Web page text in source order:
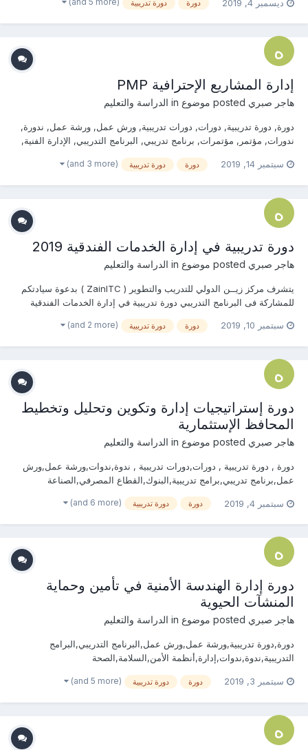
معنا ... منسقة التدريب : هاجــــر صبـــري ج...
ديسمبر 4, 2019 دورة دورة تدريبية
إدارة المشاريع الإحترافية PMP
هاجر صبري الدراسة والتعليم
دورة, دورة تدريبية, دورات, دورات تدريبية, ورش عمل, ورشة عمل, ندورة,
ندورات, مؤتمر, مؤتمرات, برنامج تدريبي, البرنامج التدريبي, الإدارة الفنية,
المعتمدة, إكتساب المهارات, الإدارة الإستراتيجية, إدارة المشروعات,
سبتمبر 14, 2019 دورة دورة تدريبية (and 3 more)
دورة تدريبية في إدارة الخدمات الفندقية 2019
هاجر صبري الدراسة والتعليم
يتشرف مركز زيــن الدولي للتدريب والتطوير ( ZainITC ) بدعوة سيادتكم
للمشاركة فى البرنامج التدريبي دورة تدريبية في إدارة الخدمات الفندقية
هاجــــر صبـــري جوال / واتساب / ڨايبر...
سبتمبر 10, 2019 دورة دورة تدريبية (and 2 more)
دورة إستراتيجيات إدارة وتكوين وتحليل وتخطيط
المحافظ الإستثمارية
هاجر صبري الدراسة والتعليم
دورة , دورة تدريبية , دورات,دورات تدريبية , ندوة,ندوات,ورشة عمل,ورش
عمل,برنامج تدريبي,برامج تدريبية,البنوك,القطاع المصرفي,الصناعة
المالية,تحليل التدفق النقدي,إدارة الإستثمار,دراسات الجدوى,البنوك
سبتمبر 4, 2019 دورة دورة تدريبية (and 6 more)
دورة إدارة الهندسة الأمنية في تأمين وحماية
المنشآت الحيوية
هاجر صبري الدراسة والتعليم
دورة,دورة تدريبية,ورشة عمل,ورش عمل,البرنامج التدريبي,البرامج
التدريبية,ندوة,ندوات,إدارة,أنظمة الأمن,السلامة,الصحة
المهنية,المواد الكيميائية,إجراءات السلامة,تعبئة الوقود,هندسة
سبتمبر 3, 2019 دورة دورة تدريبية (and 5 more)